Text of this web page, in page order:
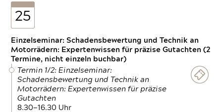
25
Einzelseminar: Schadensbewertung und Technik an
Motorrädern: Expertenwissen für präzise Gutachten (2
Termine, nicht einzeln buchbar)
Termin 1/2: Einzelseminar:
Schadensbewertung und Technik an
Motorrädern: Expertenwissen für präzise
Gutachten
8.30—16.30 Uhr